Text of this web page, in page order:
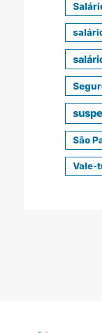
São
Vale-